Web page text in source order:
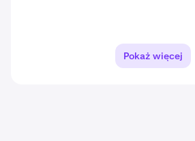
Pokaż więcej